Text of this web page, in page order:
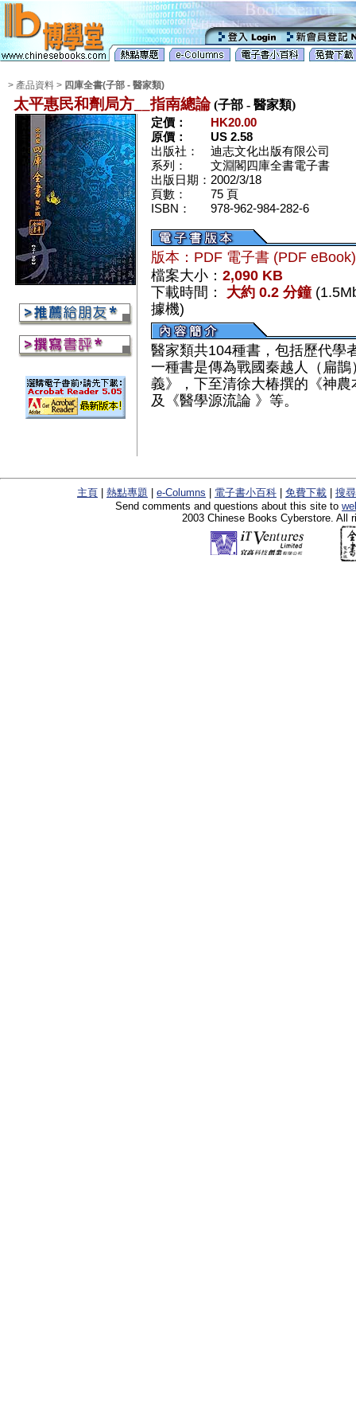
> 產品資料 > 四庫全書(子部 - 醫家類)
太平惠民和劑局方__指南總論 (子部 - 醫家類)
定價：
HK20.00
原價：
US 2.58
出版社：
迪志文化出版有限公司
系列：
文淵閣四庫全書電子書
出版日期： 2002/3/18
頁數：
75 頁
ISBN：
978-962-984-282-6
版本：PDF 電子書 (PDF
檔案大小： 2,090 KB
下載時間：
大約 0.2 分鐘
據機)
醫家類共104種書，包括歷代學
一種書是傳為戰國秦越人（扁
義》，下至清徐大椿撰的《神
及《醫學源流論 》等。
主頁 熱點專題 e-Columns 電子書小百科 免費下載
搜
Send comments and questions about this site to
2003 Chinese Books Cyberstore. All